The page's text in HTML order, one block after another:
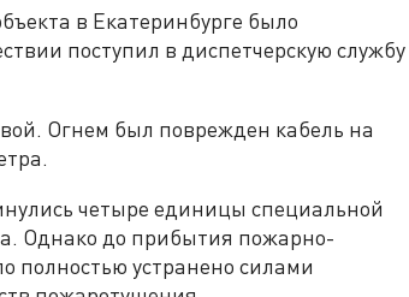
в Екатеринбурге было
поступил в диспетчерскую службу
Огнем был поврежден кабель на
четыре единицы специальной
Однако до прибытия пожарно-
полностью устранено силами